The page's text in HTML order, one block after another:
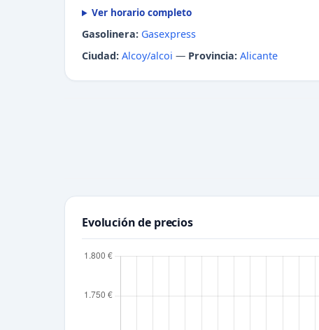
Ver horario completo
Gasolinera: Gasexpress
Ciudad: Alcoy/alcoi — Provincia: Alicante
Evolución de precios